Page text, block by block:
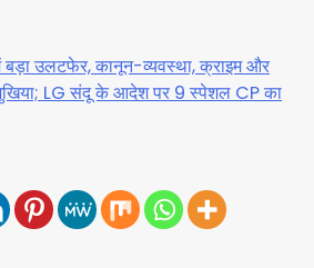
बड़ा उलटफेर, कानून-व्यवस्था, क्राइम और
LG संदू के आदेश पर 9 स्पेशल CP का